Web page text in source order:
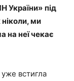
України» під
ми
на неї чекає
встигла